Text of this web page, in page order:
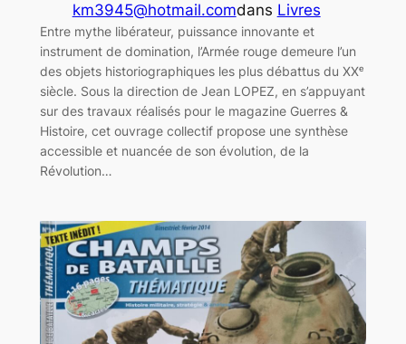
km3945@hotmail.comdans Livres
Entre mythe libérateur, puissance innovante et
instrument de domination, l’Armée rouge demeure l’un
des objets historiographiques les plus débattus du XXᵉ
siècle. Sous la direction de Jean LOPEZ, en s’appuyant
sur des travaux réalisés pour le magazine Guerres &
Histoire, cet ouvrage collectif propose une synthèse
accessible et nuancée de son évolution, de la
Révolution…